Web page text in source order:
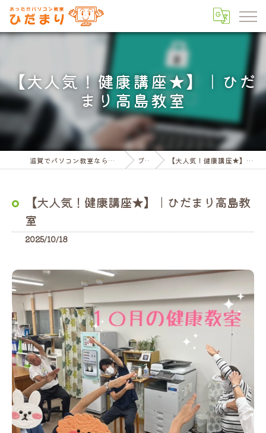
【大人気！健康講座★】｜ひだ
まり高島教室
滋賀でパソコン教室ならパソコン教室ひだまり ブログ 【大人気！健康講座★】｜ひだまり高島教室
【大人気！健康講座★】｜ひだまり高島教
室
2025/10/18